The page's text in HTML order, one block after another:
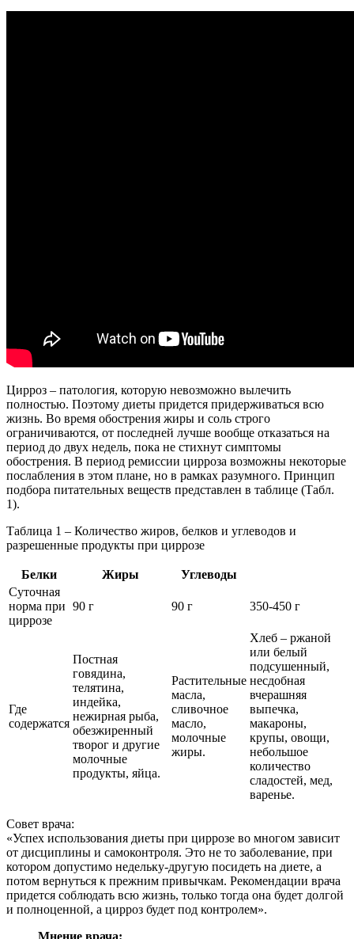
Цирроз – патология, которую невозможно вылечить
полностью. Поэтому диеты придется придерживаться всю
жизнь. Во время обострения жиры и соль строго
ограничиваются, от последней лучше вообще отказаться на
период до двух недель, пока не стихнут симптомы
обострения. В период ремиссии цирроза возможны некоторые
послабления в этом плане, но в рамках разумного. Принцип
подбора питательных веществ представлен в таблице (Табл.
1).
Таблица 1 – Количество жиров, белков и углеводов и
разрешенные продукты при циррозе
Белки Жиры
Углеводы
Суточная
норма при
циррозе
90 г 90 г 350-450 г
Где
содержатся
Постная
говядина,
телятина,
индейка,
нежирная рыба,
обезжиренный
творог и другие
молочные
продукты, яйца.
Растительные
масла,
сливочное
масло,
молочные
жиры.
Хлеб – ржаной
или белый
подсушенный,
несдобная
вчерашняя
выпечка,
макароны,
крупы, овощи,
небольшое
количество
сладостей, мед,
варенье.
Совет врача:
«Успех использования диеты при циррозе во многом зависит
от дисциплины и самоконтроля. Это не то заболевание, при
котором допустимо недельку-другую посидеть на диете, а
потом вернуться к прежним привычкам. Рекомендации врача
придется соблюдать всю жизнь, только тогда она будет долгой
и полноценной, а цирроз будет под контролем».
Мнение врача: